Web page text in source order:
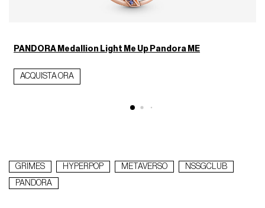
PANDORA Medallion Light Me Up Pandora ME
ACQUISTA ORA
GRIMES HYPERPOP METAVERSO
NSSGCLUB
PANDORA